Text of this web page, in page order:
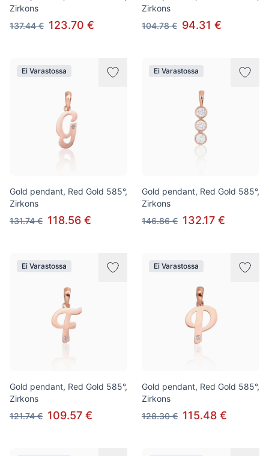
Zirkons
137.44 € 123.70 €
Zirkons
104.78 € 94.31 €
Ei Varastossa
Gold pendant, Red Gold 585°,
Zirkons
131.74 € 118.56 €
Ei Varastossa
Gold pendant, Red Gold 585°,
Zirkons
146.86 € 132.17 €
Ei Varastossa
Gold pendant, Red Gold 585°,
Zirkons
121.74 € 109.57 €
Ei Varastossa
Gold pendant, Red Gold 585°,
Zirkons
128.30 € 115.48 €